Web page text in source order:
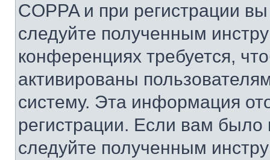
COPPA и при регистрации
следуйте полученным
конференциях требуется,
активированы
систему. Эта информация
регистрации. Если вам
следуйте полученным